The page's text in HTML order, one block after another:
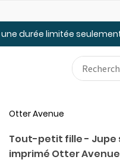
durée limitée
Otter Avenue
Tout-petit fille - Jupe
imprimé Otter